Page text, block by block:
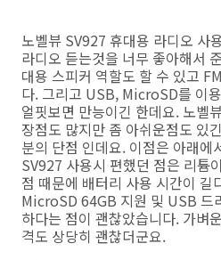
노벨뷰 SV927 휴대용 라디오 사
라디오 듣는것을 너무 좋아해서
대용 스피커 역할도 할 수 있고
다. 그리고 USB, MicroSD를 이
얼핏보면 만능이긴 한데요. 노벨
장점도 많지만 좀 아쉬운점도 있
분의 단점 인데요. 이점은 아래에
SV927 사용시 편했던 점은 리튬
점 때문에 배터리 사용 시간이 길
MicroSD 64GB 지원 및 USB 드
하다는 점이 괜찮았습니다. 가벼
격도 상당히 괜찮더군요.